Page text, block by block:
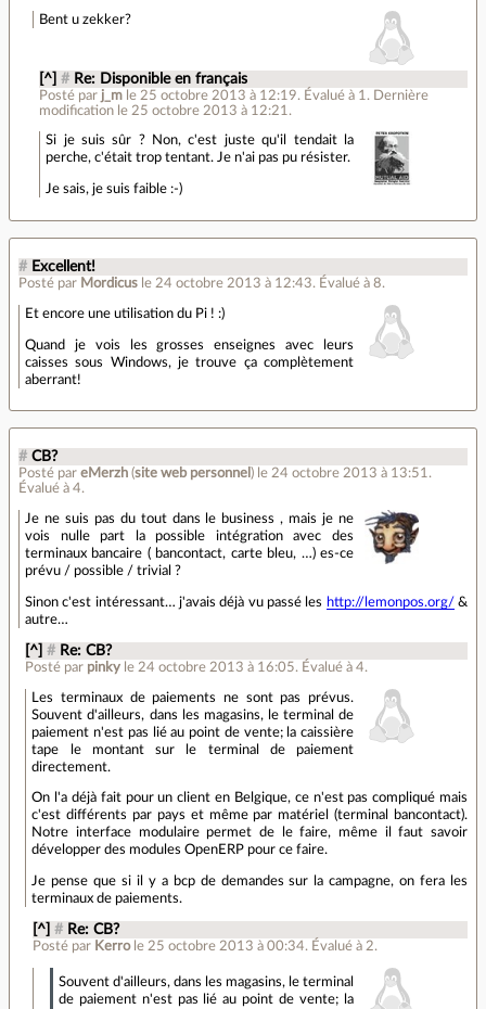
Bent u zekker?
[^] # Re: Disponible en français
Posté par j_m le 25 octobre 2013 à 12:19. Évalué à 1 . Dernière
modification le 25 octobre 2013 à 12:21.
Si je suis sûr ? Non, c'est juste qu'il tendait la
perche, c'était trop tentant. Je n'ai pas pu résister.
Je sais, je suis faible :-)
# Excellent!
Posté par Mordicus le 24 octobre 2013 à 12:43. Évalué à 8.
Et encore une utilisation du Pi ! :)
Quand je vois les grosses enseignes avec leurs
caisses sous Windows, je trouve ça complètement
aberrant!
# CB?
Posté par eMerzh (site web personnel ) le 24 octobre 2013 à 13:51.
Évalué à 4.
Je ne suis pas du tout dans le business , mais je ne
vois nulle part la possible intégration avec des
terminaux bancaire ( bancontact, carte bleu, …) es-ce
prévu / possible / trivial ?
Sinon c'est intéressant… j'avais déjà vu passé les http://lemonpos.org/ &
autre…
[^] # Re: CB?
Posté par pinky le 24 octobre 2013 à 16:05. Évalué à4.
Les terminaux de paiements ne sont pas prévus.
Souvent d'ailleurs, dans les magasins, le terminal de
paiement n'est pas lié au point de vente; la caissière
tape le montant sur le terminal de paiement
directement.
On l'a déjà fait pour un client en Belgique, ce n'est pas compliqué mais
c'est différents par pays et même par matériel (terminal bancontact).
Notre interface modulaire permet de le faire, même il faut savoir
développer des modules OpenERP pour ce faire.
Je pense que si il y a bcp de demandes sur la campagne, on fera les
terminaux de paiements.
[^] # Re: CB?
Posté par Kerro le 25 octobre 2013 à 00:34. Évalué à 2.
Souvent d'ailleurs, dans les magasins, le terminal
de paiement n'est pas lié au point de vente; la